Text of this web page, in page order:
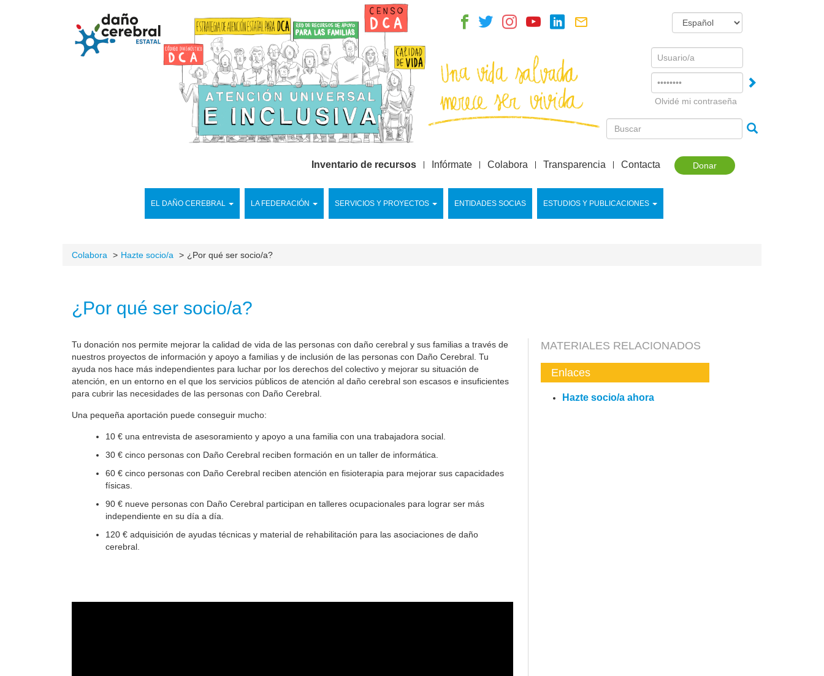
Username
Olvidé mi contraseña
Donar
EL DAÑO CEREBRAL LA FEDERACIÓN SERVICIOS Y PROYECTOS ENTIDADES SOCIAS ESTUDIOS Y PUBLICACIONES
Inventario de recursos Infórmate Colabora Transparencia Contacta
Colabora Hazte socio/a ¿Por qué ser socio/a?
¿Por qué ser socio/a?
Tu donación nos permite mejorar la calidad de vida de las personas con daño cerebral y sus familias a través de
nuestros proyectos de información y apoyo a familias y de inclusión de las personas con Daño Cerebral. Tu
ayuda nos hace más independientes para luchar por los derechos del colectivo y mejorar su situación de
atención, en un entorno en el que los servicios públicos de atención al daño cerebral son escasos e insuficientes
para cubrir las necesidades de las personas con Daño Cerebral.
Una pequeña aportación puede conseguir mucho:
10 € una entrevista de asesoramiento y apoyo a una familia con una trabajadora social.
30 € cinco personas con Daño Cerebral reciben formación en un taller de informática.
60 € cinco personas con Daño Cerebral reciben atención en fisioterapia para mejorar sus capacidades
físicas.
90 € nueve personas con Daño Cerebral participan en talleres ocupacionales para lograr ser más
independiente en su día a día.
120 € adquisición de ayudas técnicas y material de rehabilitación para las asociaciones de daño
cerebral.
MATERIALES RELACIONADOS
Enlaces
Hazte socio/a ahora